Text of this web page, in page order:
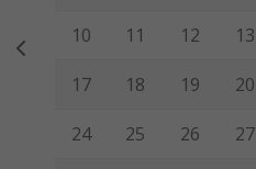
10 11 12 13
17 18 19 20
24 25 26 27